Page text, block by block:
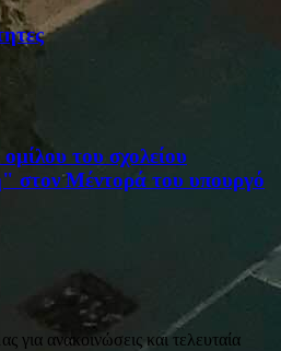
του σχολείου
στον Μέντορά του υπουργό
για ανακοινώσεις και τελευταία